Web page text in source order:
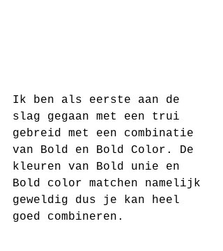
Ik ben als eerste aan de
slag gegaan met een trui
gebreid met een combinatie
van Bold en Bold Color. De
kleuren van Bold unie en
Bold color matchen namelijk
geweldig dus je kan heel
goed combineren.